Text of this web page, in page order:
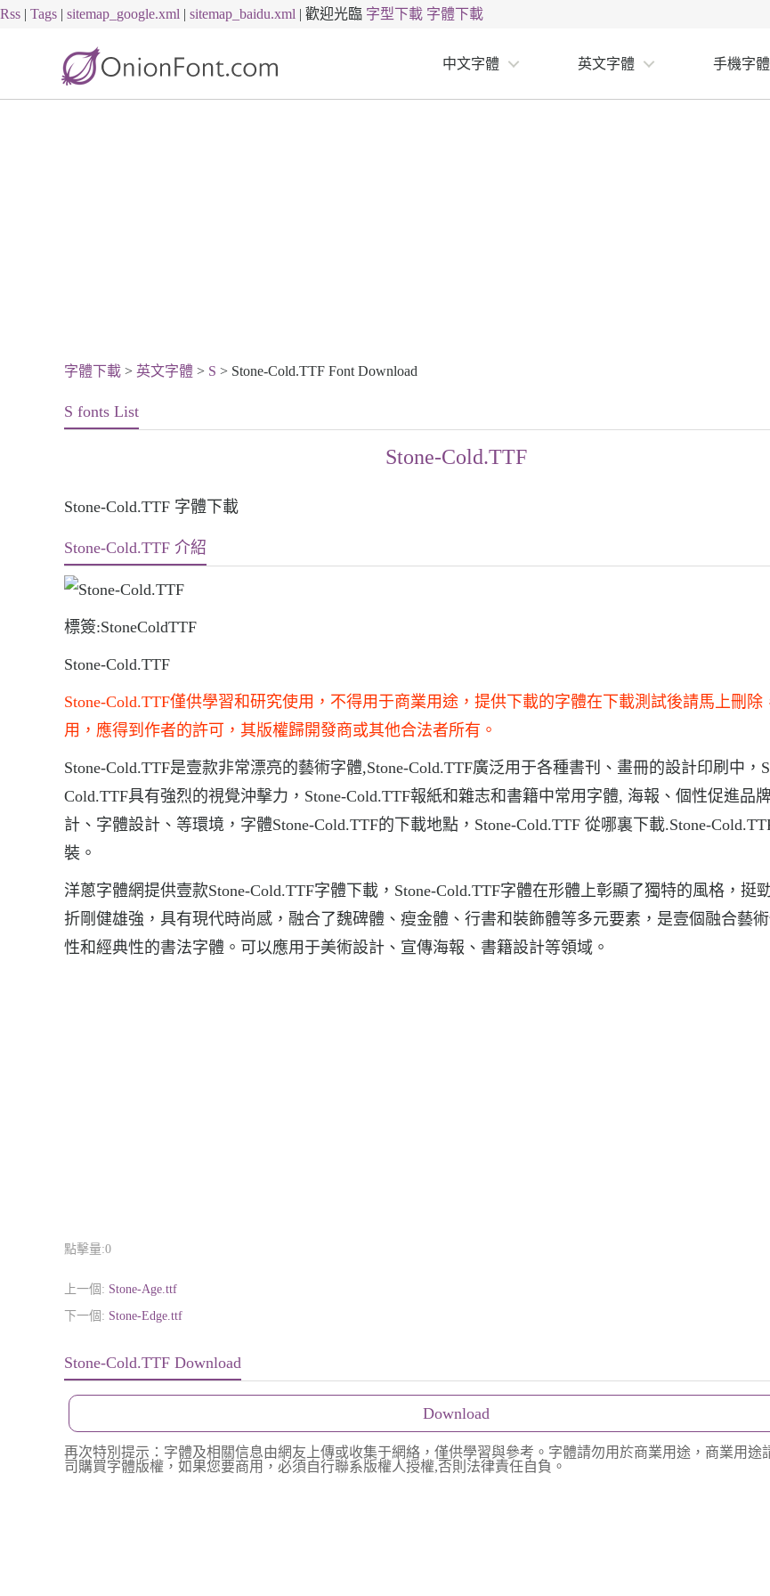
Rss | Tags | sitemap_google.xml | sitemap_baidu.xml | 歡迎光臨 字型下載 字體下載
中文字體 英文字體 手機字體
字體下載 > 英文字體 > S > Stone-Cold.TTF Font Download
S fonts List
Stone-Cold.TTF
Stone-Cold.TTF 字體下載
Stone-Cold.TTF 介紹
標簽:StoneColdTTF
Stone-Cold.TTF
Stone-Cold.TTF僅供學習和研究使用，不得用于商業用途，提供下載的字體在下載測試後請馬上刪除
用，應得到作者的許可，其版權歸開發商或其他合法者所有。
Stone-Cold.TTF是壹款非常漂亮的藝術字體,Stone-Cold.TTF廣泛用于各種書刊、畫冊的設計印刷中，
Cold.TTF具有強烈的視覺沖擊力，Stone-Cold.TTF報紙和雜志和書籍中常用字體, 海報、個性促進品
計、字體設計、等環境，字體Stone-Cold.TTF的下載地點，Stone-Cold.TTF 從哪裏下載.Stone-
裝。
洋蔥字體網提供壹款Stone-Cold.TTF字體下載，Stone-Cold.TTF字體在形體上彰顯了獨特的風格，挺
折剛健雄強，具有現代時尚感，融合了魏碑體、瘦金體、行書和裝飾體等多元要素，是壹個融合藝
性和經典性的書法字體。可以應用于美術設計、宣傳海報、書籍設計等領域。
點擊量:0
上一個: Stone-Age.ttf
下一個: Stone-Edge.ttf
Stone-Cold.TTF Download
Download
再次特別提示：字體及相關信息由網友上傳或收集于網絡，僅供學習與參考。字體請勿用於商業用途，商業用途
司購買字體版權，如果您要商用，必須自行聯系版權人授權,否則法律責任自負。